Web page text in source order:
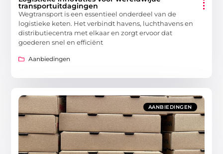
transportuitdagingen
Wegtransport is een essentieel onderdeel van de
logistieke keten. Het verbindt havens, luchthavens en
distributiecentra met elkaar en zorgt ervoor dat
goederen snel en efficiënt
Aanbiedingen
AANBIEDINGEN